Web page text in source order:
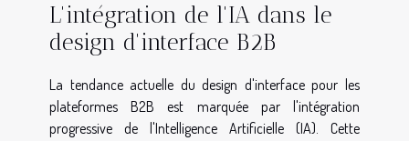
L'intégration de l'IA dans le
design d'interface B2B
La tendance actuelle du design d'interface pour les
plateformes B2B est marquée par l'intégration
progressive de l'Intelligence Artificielle (IA). Cette